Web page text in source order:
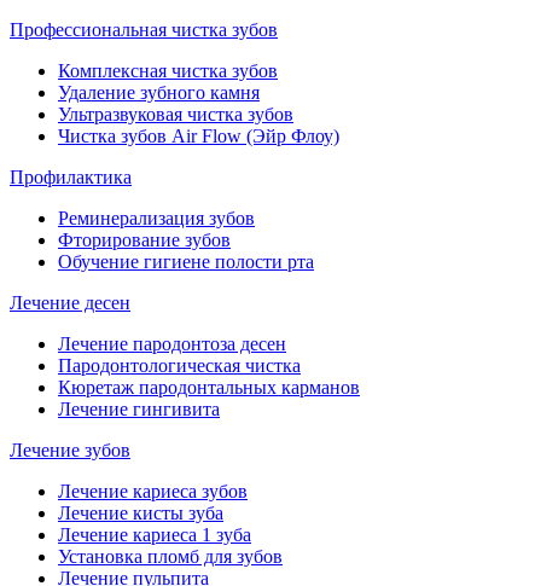
Профессиональная чистка зубов
Комплексная чистка зубов
Удаление зубного камня
Ультразвуковая чистка зубов
Чистка зубов Air Flow (Эйр Флоу)
Профилактика
Реминерализация зубов
Фторирование зубов
Обучение гигиене полости рта
Лечение десен
Лечение пародонтоза десен
Пародонтологическая чистка
Кюретаж пародонтальных карманов
Лечение гингивита
Лечение зубов
Лечение кариеса зубов
Лечение кисты зуба
Лечение кариеса 1 зуба
Установка пломб для зубов
Лечение пульпита